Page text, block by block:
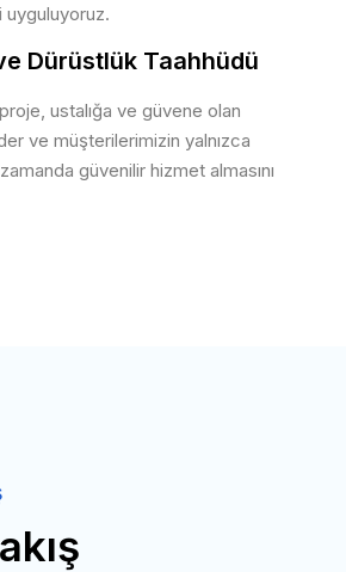
uyguluyoruz.
Dürüstlük Taahhüdü
ustalığa ve güvene olan
ve müşterilerimizin yalnızca
güvenilir hizmet almasını